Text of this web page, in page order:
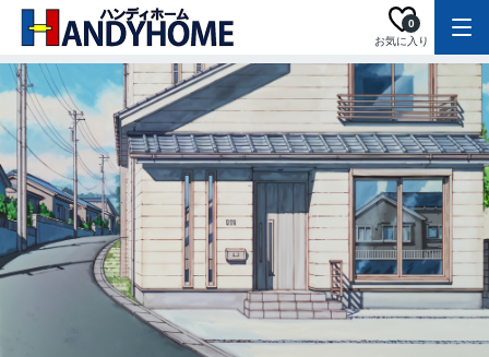
お気に入り
0